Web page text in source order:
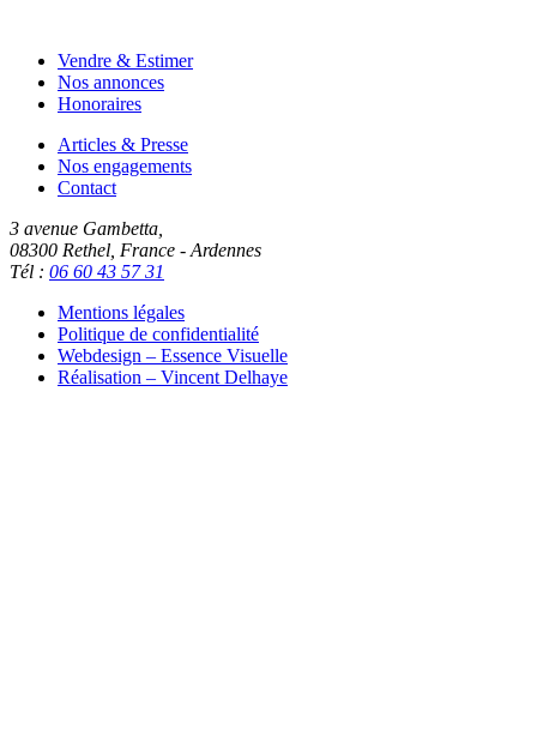
Vendre & Estimer
Nos annonces
Honoraires
Articles & Presse
Nos engagements
Contact
3 avenue Gambetta,
08300 Rethel, France - Ardennes
Tél : 06 60 43 57 31
Mentions légales
Politique de confidentialité
Webdesign – Essence Visuelle
Réalisation – Vincent Delhaye